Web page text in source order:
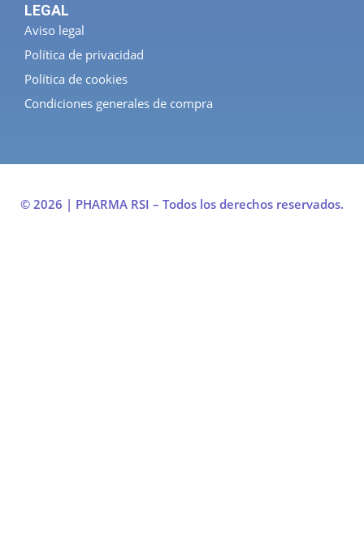
LEGAL
Aviso legal
Política de privacidad
Política de cookies
Condiciones generales de compra
© 2026 | PHARMA RSI – Todos los derechos reservados.